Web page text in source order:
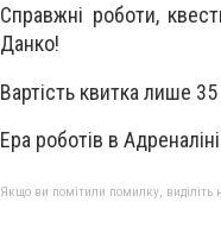
Справжні роботи,
Данко!
Вартість квитка лише
Ера роботів в
Якщо ви помітили помилку, виділіть